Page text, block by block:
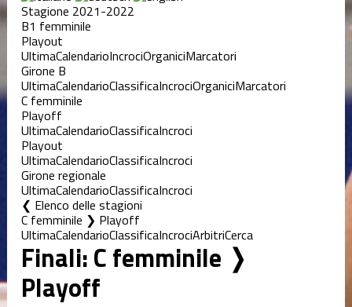
Stagione 2021-2022
B1 femminile
Playout
UltimaCalendarioIncrociOrganiciMarcatori
Girone B
UltimaCalendarioClassificaIncrociOrganiciMarcatori
C femminile
Playoff
UltimaCalendarioClassificaIncroci
Playout
UltimaCalendarioClassificaIncroci
Girone regionale
UltimaCalendarioClassificaIncroci
Elenco delle stagioni
C femminile ❯ Playoff
UltimaCalendarioClassificaIncrociArbitriCerca
Finali: C femminile ❭
Playoff